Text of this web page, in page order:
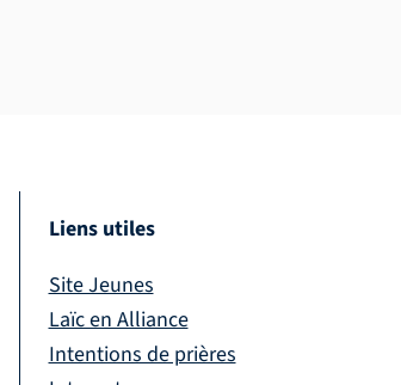
Liens utiles
Site Jeunes
Laïc en Alliance
Intentions de prières